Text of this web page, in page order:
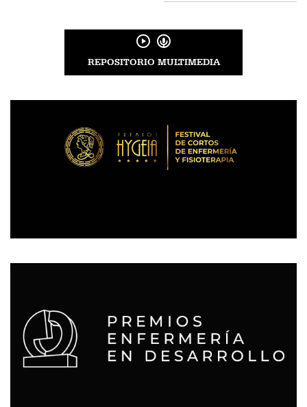
REPOSITORIO MULTIMEDIA